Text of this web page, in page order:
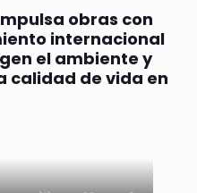
impulsa obras con
internacional
el ambiente y
calidad de vida en